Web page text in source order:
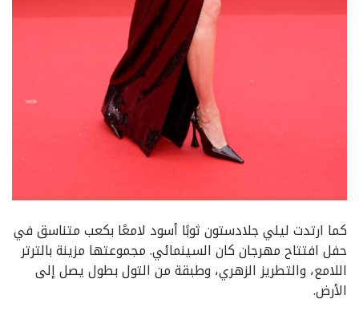
كما ارتدت ليلي جلادستون ثوبًا أسود لامعًا بكعب متناسق في
حفل افتتاح مهرجان كان السينمائي. مجموعتها مزينة بالترتر
اللامع، والتطريز الزهري، وطبقة من التول بطول يصل إلى
الأرض.